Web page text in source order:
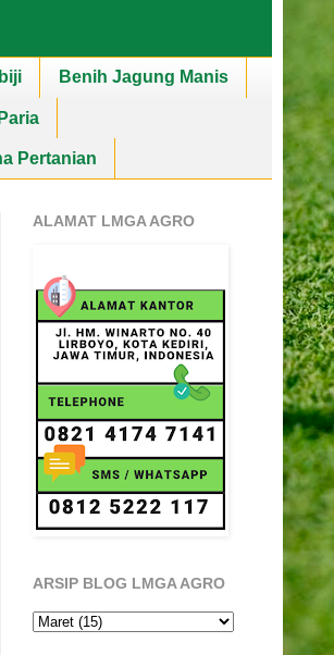
Benih Jagung Manis
Pertanian
ALAMAT LMGA AGRO
ARSIP BLOG LMGA AGRO